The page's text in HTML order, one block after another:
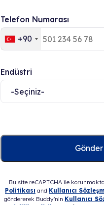
Telefon Numarası
+90
Endüstri
Bu site reCAPTCHA ile
Politikası and Kullanıcı
göndererek Buddy'nin Kullanıcı